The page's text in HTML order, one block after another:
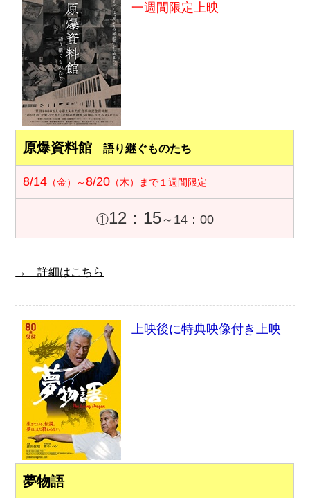
一週間限定上映
原爆資料館 語り継ぐものたち
8/14 （金）～8/20 （木）まで１週間限定
①12：15～14：00
→ 詳細はこちら
上映後に特典映像付き上映
夢物語